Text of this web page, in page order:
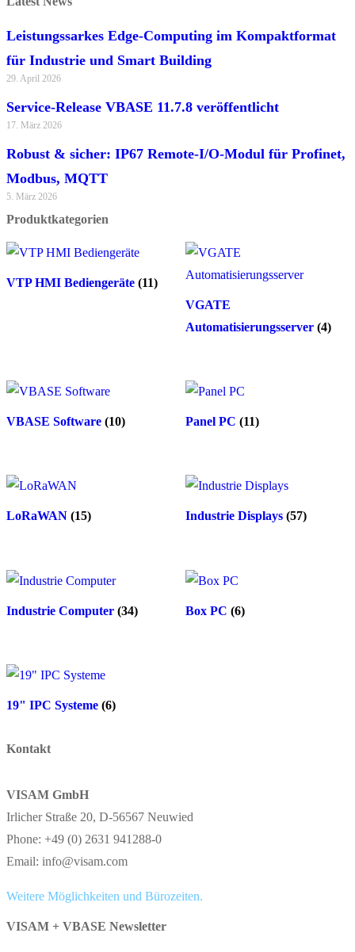
Leistungssarkes Edge-Computing im Kompaktformat
für Industrie und Smart Building
29. April 2026
Service-Release VBASE 11.7.8 veröffentlicht
17. März 2026
Robust & sicher: IP67 Remote-I/O-Modul für Profinet,
Modbus, MQTT
5. März 2026
Produktkategorien
VTP HMI Bediengeräte (11)
VGATE
Automatisierungsserver (4)
VBASE Software (10) Panel PC (11)
LoRaWAN (15) Industrie Displays (57)
Industrie Computer (34) Box PC (6)
19" IPC Systeme (6)
Kontakt
VISAM GmbH
Irlicher Straße 20, D-56567 Neuwied
Phone: +49 (0) 2631 941288-0
Email: info@visam.com
Weitere Möglichkeiten und Bürozeiten.
VISAM + VBASE Newsletter